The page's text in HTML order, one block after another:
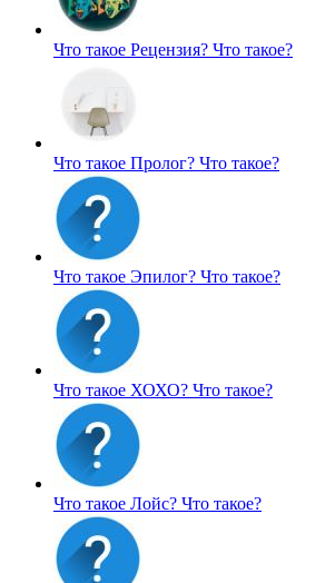
Что такое Рецензия? Что такое?
Что такое Пролог? Что такое?
Что такое Эпилог? Что такое?
Что такое ХОХО? Что такое?
Что такое Лойс? Что такое?